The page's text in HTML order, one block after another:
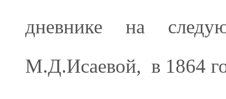
дневнике на
М.Д.Исаевой, в 1864